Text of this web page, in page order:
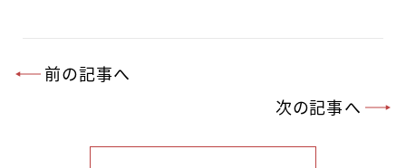
前の記事へ
次の記事へ